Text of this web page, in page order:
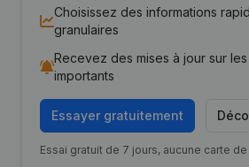
Choisissez des informations
granulaires
Recevez des mises à jour sur
importants
Essayer gratuitement
Essai gratuit de 7 jours, aucune carte